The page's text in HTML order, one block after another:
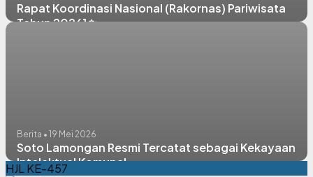
Rapat Koordinasi Nasional (Rakornas) Pariwisata
Tahun 2026] ✨
Berita • 19 Mei 2026
Soto Lamongan Resmi Tercatat sebagai Kekayaan
Intelektual Komunal
HJL KE-457